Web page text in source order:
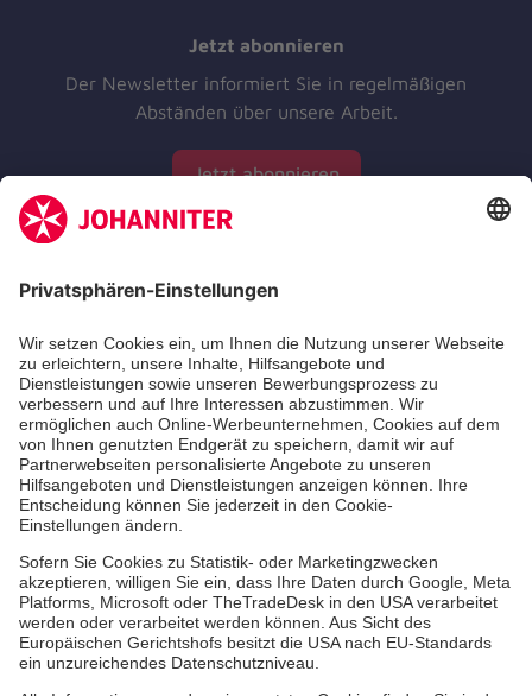
Jetzt abonnieren
Der Newsletter informiert Sie in regelmäßigen
Abständen über unsere Arbeit.
Jetzt abonnieren
Aus- & Fortbildungen
Jobs & Ehrenamt
Spendenprojekte
Johanniter-Jugend
Einrichtungen